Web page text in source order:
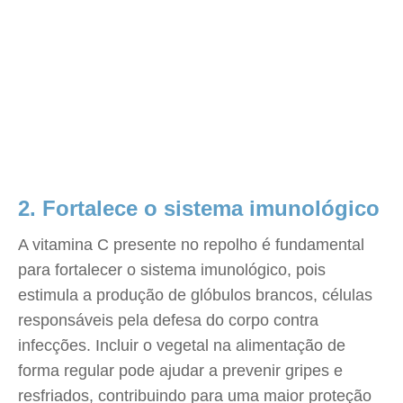
2. Fortalece o sistema imunológico
A vitamina C presente no repolho é fundamental
para fortalecer o sistema imunológico, pois
estimula a produção de glóbulos brancos, células
responsáveis pela defesa do corpo contra
infecções. Incluir o vegetal na alimentação de
forma regular pode ajudar a prevenir gripes e
resfriados, contribuindo para uma maior proteção